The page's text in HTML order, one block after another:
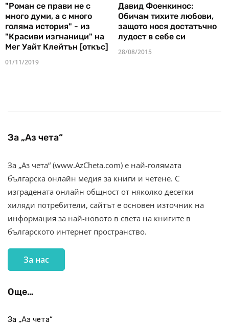
"Роман се прави не с
много думи, а с много
голяма история" - из
"Красиви изгнаници" на
Мег Уайт Клейтън [откъс]
01/11/2019
Давид Фоенкинос:
Обичам тихите любови,
защото нося достатъчно
лудост в себе си
28/08/2015
За „Аз чета“
За „Аз чета“ (www.AzCheta.com) е най-голямата
българска онлайн медия за книги и четене. С
изградената онлайн общност от няколко десетки
хиляди потребители, сайтът е основен източник на
информация за най-новото в света на книгите в
българското интернет пространство.
За нас
Още…
За „Аз чета“